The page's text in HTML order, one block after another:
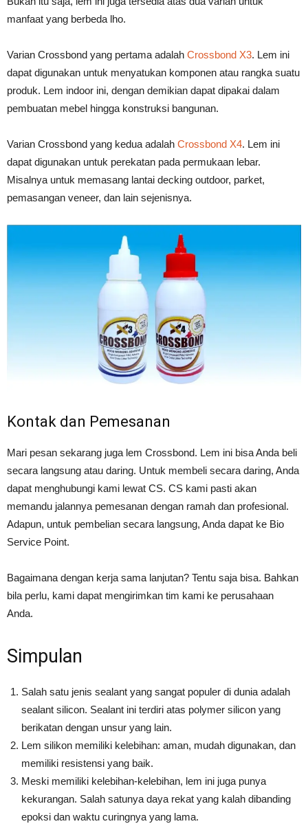
manfaat yang berbeda lho.
Varian Crossbond yang pertama adalah Crossbond X3. Lem ini
dapat digunakan untuk menyatukan komponen atau rangka suatu
produk. Lem indoor ini, dengan demikian dapat dipakai dalam
pembuatan mebel hingga konstruksi bangunan.
Varian Crossbond yang kedua adalah Crossbond X4. Lem ini
dapat digunakan untuk perekatan pada permukaan lebar.
Misalnya untuk memasang lantai decking outdoor, parket,
pemasangan veneer, dan lain sejenisnya.
Kontak dan Pemesanan
Mari pesan sekarang juga lem Crossbond. Lem ini bisa Anda beli
secara langsung atau daring. Untuk membeli secara daring, Anda
dapat menghubungi kami lewat CS. CS kami pasti akan
memandu jalannya pemesanan dengan ramah dan profesional.
Adapun, untuk pembelian secara langsung, Anda dapat ke Bio
Service Point.
Bagaimana dengan kerja sama lanjutan? Tentu saja bisa. Bahkan
bila perlu, kami dapat mengirimkan tim kami ke perusahaan
Anda.
Simpulan
Salah satu jenis sealant yang sangat populer di dunia adalah
sealant silicon. Sealant ini terdiri atas polymer silicon yang
berikatan dengan unsur yang lain.
Lem silikon memiliki kelebihan: aman, mudah digunakan, dan
memiliki resistensi yang baik.
Meski memiliki kelebihan-kelebihan, lem ini juga punya
kekurangan. Salah satunya daya rekat yang kalah dibanding
epoksi dan waktu curingnya yang lama.